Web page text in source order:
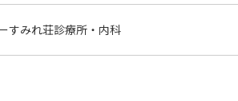
すみれ荘診療所・内科